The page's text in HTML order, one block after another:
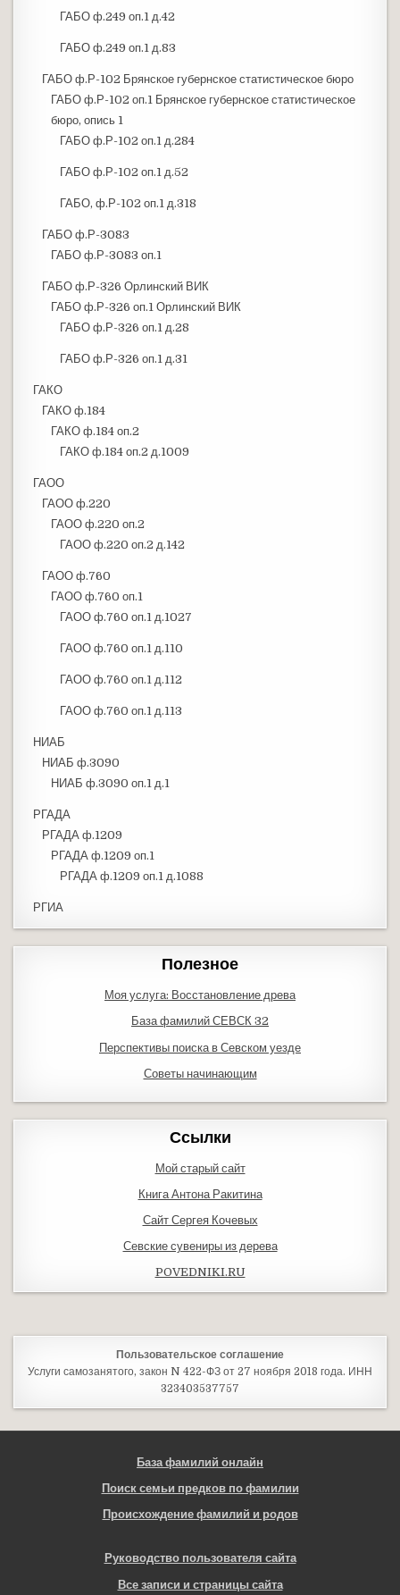
ГАБО ф.249 оп.1 д.42
ГАБО ф.249 оп.1 д.83
ГАБО ф.Р-102 Брянское губернское статистическое бюро
ГАБО ф.Р-102 оп.1 Брянское губернское статистическое
бюро, опись 1
ГАБО ф.Р-102 оп.1 д.284
ГАБО ф.Р-102 оп.1 д.52
ГАБО, ф.Р-102 оп.1 д.318
ГАБО ф.Р-3083
ГАБО ф.Р-3083 оп.1
ГАБО ф.Р-326 Орлинский ВИК
ГАБО ф.Р-326 оп.1 Орлинский ВИК
ГАБО ф.Р-326 оп.1 д.28
ГАБО ф.Р-326 оп.1 д.31
ГАКО
ГАКО ф.184
ГАКО ф.184 оп.2
ГАКО ф.184 оп.2 д.1009
ГАОО
ГАОО ф.220
ГАОО ф.220 оп.2
ГАОО ф.220 оп.2 д.142
ГАОО ф.760
ГАОО ф.760 оп.1
ГАОО ф.760 оп.1 д.1027
ГАОО ф.760 оп.1 д.110
ГАОО ф.760 оп.1 д.112
ГАОО ф.760 оп.1 д.113
НИАБ
НИАБ ф.3090
НИАБ ф.3090 оп.1 д.1
РГАДА
РГАДА ф.1209
РГАДА ф.1209 оп.1
РГАДА ф.1209 оп.1 д.1088
РГИА
Полезное
Моя услуга: Восстановление древа
База фамилий СЕВСК 32
Перспективы поиска в Севском уезде
Советы начинающим
Ссылки
Мой старый сайт
Книга Антона Ракитина
Сайт Сергея Кочевых
Севские сувениры из дерева
POVEDNIKI.RU
Пользовательское соглашение
Услуги самозанятого, закон N 422-ФЗ от 27 ноября 2018 года. ИНН
323403537757
База фамилий онлайн
Поиск семьи предков по фамилии
Происхождение фамилий и родов
Руководство пользователя сайта
Все записи и страницы сайта